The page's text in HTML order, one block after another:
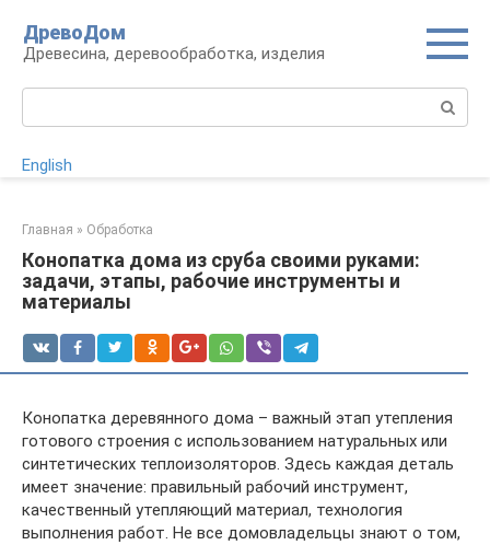
контенту
ДревоДом
Древесина, деревообработка, изделия
English
Главная » Обработка
Конопатка дома из сруба своими руками:
задачи, этапы, рабочие инструменты и
материалы
Конопатка деревянного дома – важный этап утепления
готового строения с использованием натуральных или
синтетических теплоизоляторов. Здесь каждая деталь
имеет значение: правильный рабочий инструмент,
качественный утепляющий материал, технология
выполнения работ. Не все домовладельцы знают о том,